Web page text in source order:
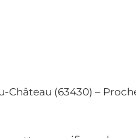
Château (63430) –